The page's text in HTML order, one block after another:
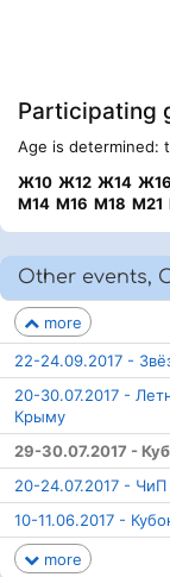
Participating
Age is determined:
Ж10 Ж12 Ж14 Ж16
М14 М16 М18 М21
Other events,
more
22-24.09.2017 -
20-30.07.2017 -
Крыму
29-30.07.2017 -
20-24.07.2017 -
10-11.06.2017 -
more